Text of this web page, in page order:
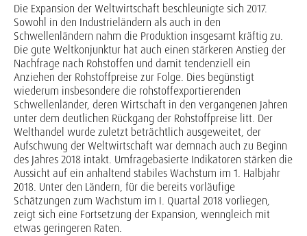
Die Expansion der Weltwirtschaft beschleunigte sich 2017.
Sowohl in den Industrieländern als auch in den
Schwellenländern nahm die Produktion insgesamt kräftig zu.
Die gute Weltkon­junktur hat auch einen stärkeren Anstieg der
Nachfrage nach Rohstoffen und damit tenden­ziell ein
Anziehen der Rohstoffpreise zur Folge. Dies begünstigt
wiederum insbesondere die rohstoffexportierenden
Schwellenländer, deren Wirtschaft in den vergangenen Jahren
unter dem deutlichen Rückgang der Rohstoffpreise litt. Der
Welthandel wurde zuletzt beträchtlich ausgeweitet, der
Aufschwung der Weltwirtschaft war demnach auch zu Beginn
des Jahres 2018 intakt. Umfragebasierte Indikatoren stärken die
Aussicht auf ein anhaltend stabiles Wachstum im 1. Halbjahr
2018. Unter den Ländern, für die bereits vorläufige
Schätzungen zum Wachstum im I. Quartal 2018 vorliegen,
zeigt sich eine Fortsetzung der Expansion, wenngleich mit
etwas geringeren Raten.